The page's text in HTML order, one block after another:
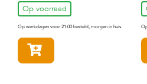
Stuks
Op voorraad
Op werkdagen voor 21:00 besteld, morgen in huis